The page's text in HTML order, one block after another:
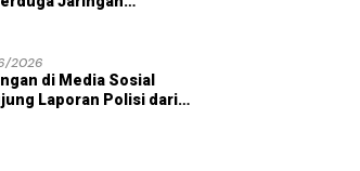
2026
di Media Sosial
Laporan Polisi dari